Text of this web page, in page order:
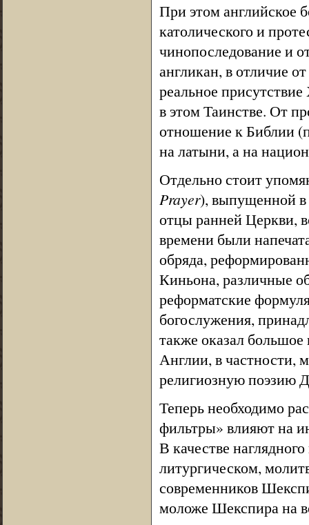
При этом английское
католического и
чинопоследование и
англикан, в отличие
реальное
в этом Таинстве. От
отношение к Библии
на латыни, а на
Отдельно стоит
Prayer), выпущенной в
отцы ранней Церкви,
времени были
обряда,
Киньона, различные
реформатские
богослужения,
также оказал
Англии, в частности,
религиозную поэзию
Теперь необходимо
фильтры» влияют на
В качестве
литургическом,
современников
моложе Шекспира на